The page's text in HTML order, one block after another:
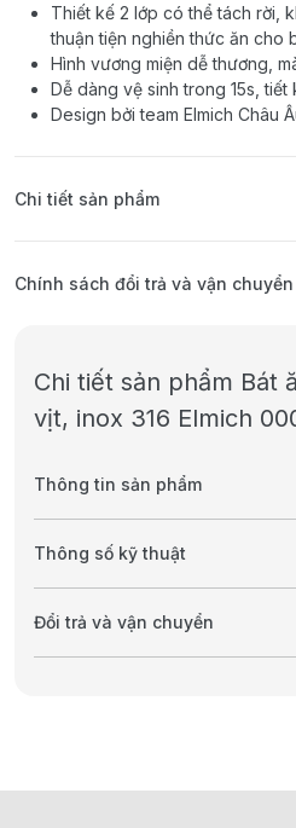
Thiết kế 2 lớp có thể tách rời,
thuận tiện nghiền thức ăn cho
Hình vương miện dễ thương,
Dễ dàng vệ sinh trong 15s, tiết
Design bởi team Elmich Châu
Chi tiết sản phẩm
Chính sách đổi trả và vận chuyển
Chi tiết sản phẩm Bát
vịt, inox 316 Elmich
Thông tin sản phẩm
Thông số kỹ thuật
Đổi trả và vận chuyển